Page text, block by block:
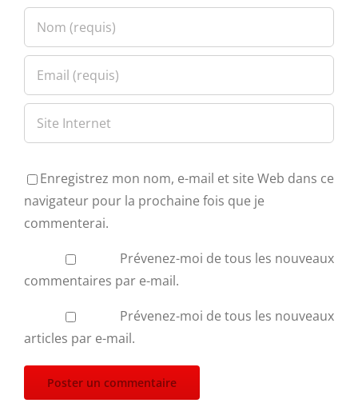
Enregistrez mon nom, e-mail et site Web dans ce
navigateur pour la prochaine fois que je
commenterai.
Prévenez-moi de tous les nouveaux
commentaires par e-mail.
Prévenez-moi de tous les nouveaux
articles par e-mail.